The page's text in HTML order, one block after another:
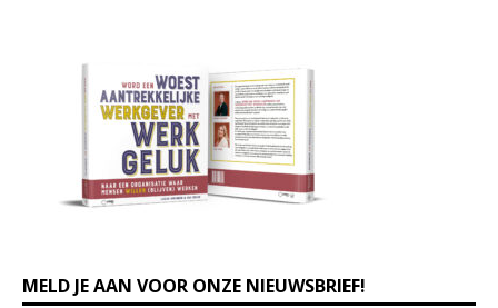
MELD JE AAN VOOR ONZE NIEUWSBRIEF!